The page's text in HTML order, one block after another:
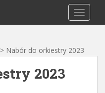
> Nabór do orkiestry 2023
2023